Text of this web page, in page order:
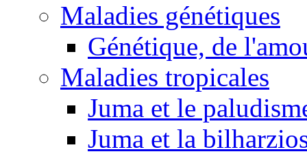
Maladies génétiques
Génétique, de
Maladies tropicales
Juma et le
Juma et la